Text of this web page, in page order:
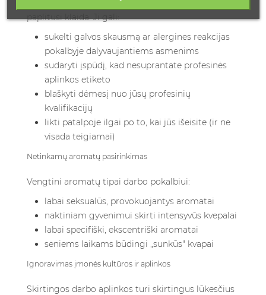
paplitusi klaida. Ji gali:
sukelti galvos skausmą ar alergines reakcijas
pokalbyje dalyvaujantiems asmenims
sudaryti įspūdį, kad nesuprantate profesinės
aplinkos etiketo
blaškyti dėmesį nuo jūsų profesinių
kvalifikacijų
likti patalpoje ilgai po to, kai jūs išeisite (ir ne
visada teigiamai)
Netinkamų aromatų pasirinkimas
Vengtini aromatų tipai darbo pokalbiui:
labai seksualūs, provokuojantys aromatai
naktiniam gyvenimui skirti intensyvūs kvepalai
labai specifiški, ekscentriški aromatai
seniems laikams būdingi „sunkūs" kvapai
Ignoravimas įmonės kultūros ir aplinkos
Skirtingos darbo aplinkos turi skirtingus lūkesčius